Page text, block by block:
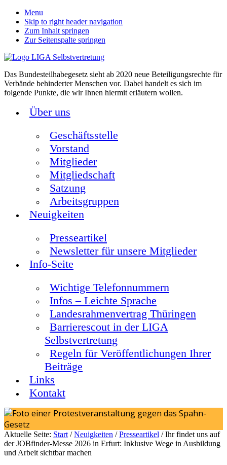
Menu
Skip to right header navigation
Zum Inhalt springen
Zur Seitenspalte springen
Das Bundesteilhabegesetz sieht ab 2020 neue Beteiligungsrechte für
Verbände behinderter Menschen vor. Dabei handelt es sich im
folgende Punkte, die wir Ihnen hiermit erläutern wollen.
Über uns
Geschäftsstelle
Vorstand
Mitglieder
Mitgliedschaft
Satzung
Arbeitsgruppen
Neuigkeiten
Presseartikel
Newsletter für unsere Mitglieder
Info-Seite
Wichtige Telefonnummern
Infos – Leichte Sprache
Landesrahmenvertrag Thüringen
Barrierescout in der LIGA
Selbstvertretung
Regeln für Veröffentlichungen Ihrer
Beiträge
Links
Kontakt
Aktuelle Seite: Start / Neuigkeiten / Presseartikel /Ihr findet uns auf
der JOBfinder-Messe 2026 in Erfurt: Inklusive Wege in Ausbildung
und Arbeit sichtbar machen